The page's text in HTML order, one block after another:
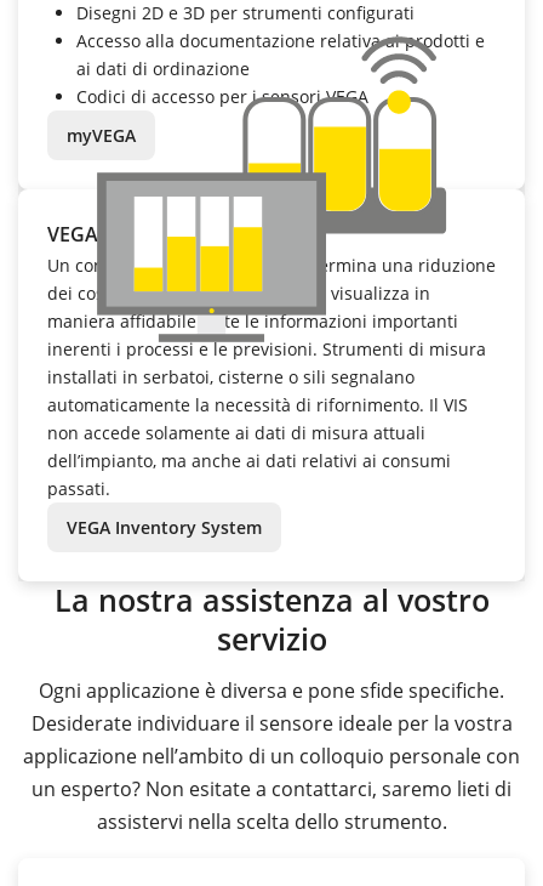
Disegni 2D e 3D per strumenti configurati
Accesso alla documentazione relativa ai prodotti e
ai dati di ordinazione
Codici di accesso per i sensori VEGA
myVEGA
VEGA Inventory System
Un contenimento delle scorte determina una riduzione
dei costi. Il VEGA Inventory System visualizza in
maniera affidabile tutte le informazioni importanti
inerenti i processi e le previsioni. Strumenti di misura
installati in serbatoi, cisterne o sili segnalano
automaticamente la necessità di rifornimento. Il VIS
non accede solamente ai dati di misura attuali
dell’impianto, ma anche ai dati relativi ai consumi
passati.
VEGA Inventory System
La nostra assistenza al vostro
servizio
Ogni applicazione è diversa e pone sfide specifiche.
Desiderate individuare il sensore ideale per la vostra
applicazione nell’ambito di un colloquio personale con
un esperto? Non esitate a contattarci, saremo lieti di
assistervi nella scelta dello strumento.